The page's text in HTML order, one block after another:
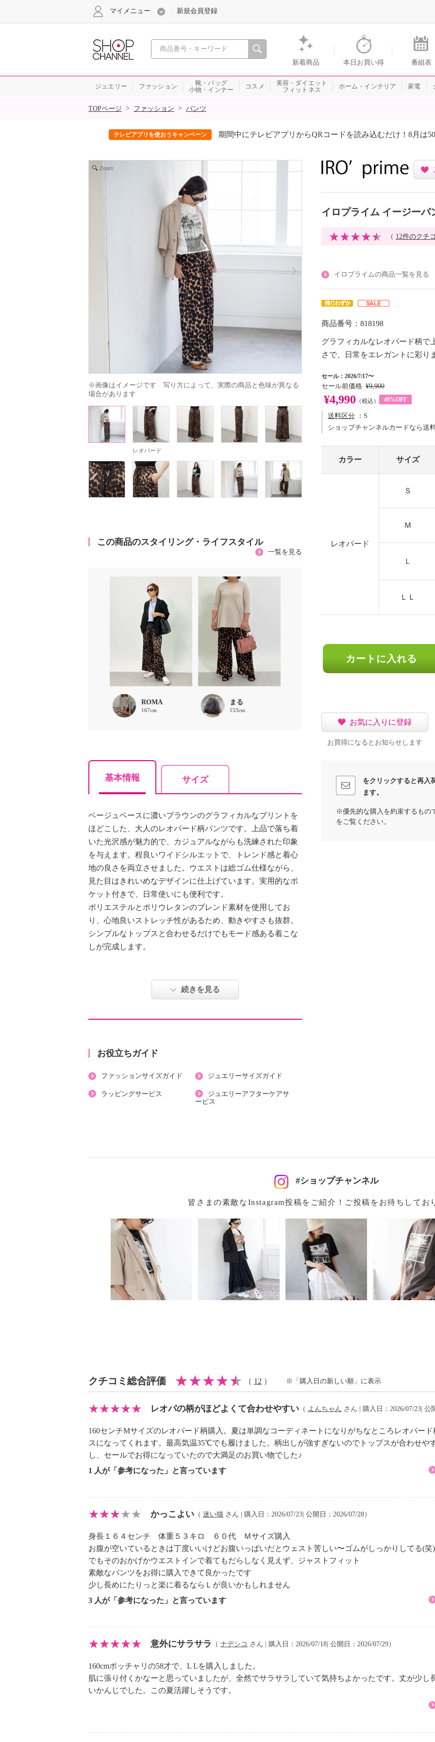
心おどる、瞬間を。通販・テレビショッピングのショップチャンネル
新着商品 本日お買い得 番組表
マイメニュー 新規会員登録
ジュエリー ファッション
靴・バッグ
小物・インナー
コスメ
美容・ダイエット
フィットネス
ホーム・インテリア 家電
SALE
TOPページ > ファッション > パンツ
テレビアプリを使おうキャンペーン 期間中にテレビアプリからQRコードを読み込むだけ！8月は
Zoom
※画像はイメージです　写り方によって、実際の商品と色味が異なる
場合があります
レオパード
この商品のスタイリング・ライフスタイル
一覧を見る
ROMA
167cm
まる
153cm
基本情報 サイズ
ベージュベースに濃いブラウンのグラフィカルなプリントを
ほどこした、大人のレオパード柄パンツです。上品で落ち着
いた光沢感が魅力的で、カジュアルながらも洗練された印象
を与えます。程良いワイドシルエットで、トレンド感と着心
地の良さを両立させました。ウエストは総ゴム仕様ながら、
見た目はきれいめなデザインに仕上げています。実用的なポ
ケット付きで、日常使いにも便利です。
ポリエステルとポリウレタンのブレンド素材を使用してお
り、心地良いストレッチ性があるため、動きやすさも抜群。
シンプルなトップスと合わせるだけでもモード感ある着こな
しが完成します。
・ポケット：外側（前）２個
【素材】
・ポリエステル９６％、ポリウレタン４％
【メンテナンス（絵表示ラベル）】
・ドライクリーニング：石油系ドライクリーニング可
【メンテナンス（ケアラベル）】
・単品洗い
・水や汗などによる色落ち、色移り注意
・摩擦による色落ち、色移り注意
・ネット使用
【原産国（地）】
・中国製
続きを見る
お役立ちガイド
ファッションサイズガイド ジュエリーサイズガイド
ラッピングサービス
ジュエリーアフターケアサ
ービス
イロプライム イージーパ
（ 12件のクチ
イロプライムの商品一覧を見る
商品番号：818198
グラフィカルなレオパード柄で
さで、日常をエレガントに彩り
セール：2026/7/17〜
セール前価格 ¥9,900
¥4,990 （税込） 49%OFF
送料区分 ：S
ショップチャンネルカードなら送
カラー サイズ
レオパード
Ｓ
Ｍ
Ｌ
ＬＬ
カートに入れる
お気に入りに登録
お買得になるとお知らせします
をクリックすると再入
ます。
※優先的な購入を約束するもの
をご覧ください。
#ショップチャンネル
皆さまの素敵なInstagram投稿をご紹介！ご投稿をお待ちしてお
クチコミ総合評価 （ 12 ） ※「購入日の新しい順」に表示
レオパの柄がほどよくて合わせやすい （ よんちゃん さん | 購入日：2026/07/23| 公
160センチMサイズのレオパード柄購入。夏は単調なコーディネートになりがちなところレオパー
スになってくれます。最高気温35℃でも履けました。柄出しが強すぎないのでトップスが合わせや
し、セールでお得になっていたので大満足のお買い物でした♪
1 人が「参考になった」と言っています
かっこよい （ 迷い猫 さん | 購入日：2026/07/23| 公開日：2026/07/28）
身長１６４センチ 体重５３キロ ６０代 Ｍサイズ購入
お腹が空いているときは丁度いいけどお腹いっぱいだとウェスト苦しい〜ゴムがしっかりしてる(
でもそのおかげかウエストインで着てもだらしなく見えず、ジャストフィット
素敵なパンツをお得に購入できて良かったです
少し長めにたりっと楽に着るならＬが良いかもしれません
3 人が「参考になった」と言っています
意外にサラサラ （ ナデシコ さん | 購入日：2026/07/18| 公開日：2026/07/29）
160cmポッチャリの58才で、L Lを購入しました。
肌に張り付くかなーと思っていましたが、全然でサラサラしていて気持ちよかったです。丈が少
いかんじでした。この夏活躍しそうです。